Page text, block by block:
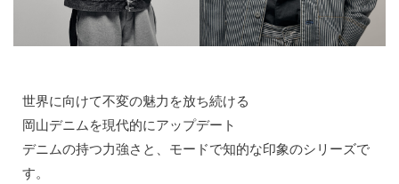
世界に向けて不変の魅力を放ち続ける
岡山デニムを現代的にアップデート
デニムの持つ力強さと、モードで知的な印象のシリーズで
す。